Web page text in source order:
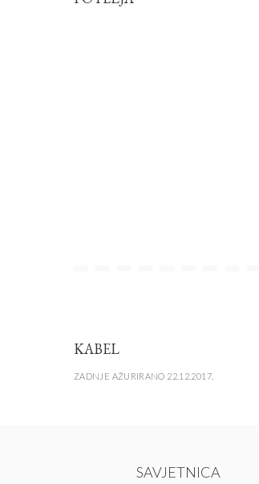
KABEL
ZADNJE AŽURIRANO 22.12.2017.
SAVJETNICA